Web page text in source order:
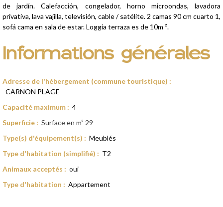
de jardín. Calefacción, congelador, horno microondas, lavadora
privativa, lava vajilla, televisión, cable / satélite. 2 camas 90 cm cuarto 1,
sofá cama en sala de estar. Loggia terraza es de 10m ².
Informations générales
Adresse de l'hébergement (commune touristique) :
CARNON PLAGE
Capacité maximum : 4
Superficie : Surface en m² 29
Type(s) d'équipement(s) : Meublés
Type d'habitation (simplifié) : T2
Animaux acceptés : oui
Type d'habitation : Appartement